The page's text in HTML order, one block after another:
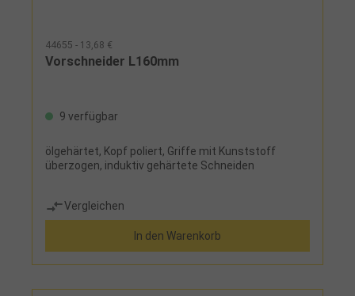
44655 - 13,68 €
Vorschneider L160mm
9 verfügbar
ölgehärtet, Kopf poliert, Griffe mit Kunststoff
überzogen, induktiv gehärtete Schneiden
Vergleichen
In den Warenkorb